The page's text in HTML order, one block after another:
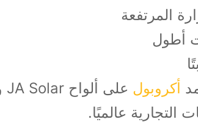
المرتفعة
أطول
أكروبول
التجارية عالميًا.